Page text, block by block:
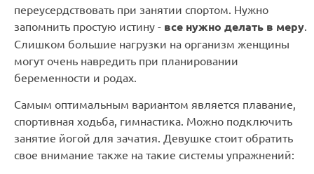
переусердствовать при занятии спортом. Нужно
запомнить простую истину - все нужно делать в меру
Слишком большие нагрузки на организм женщины
могут очень навредить при планировании
беременности и родах.
Самым оптимальным вариантом является плавание,
спортивная ходьба, гимнастика. Можно подключить
занятие йогой для зачатия. Девушке стоит обратить
свое внимание также на такие системы упражнений: